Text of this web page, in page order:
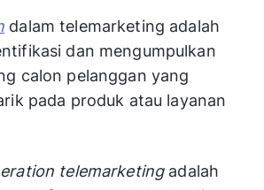
dalam telemarketing adalah
dan mengumpulkan
calon pelanggan yang
pada produk atau layanan
telemarketingadalah